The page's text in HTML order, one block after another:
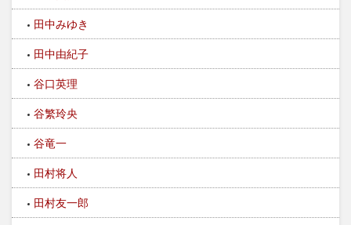
田中みゆき
田中由紀子
谷口英理
谷繁玲央
谷竜一​
田村将人
田村友一郎